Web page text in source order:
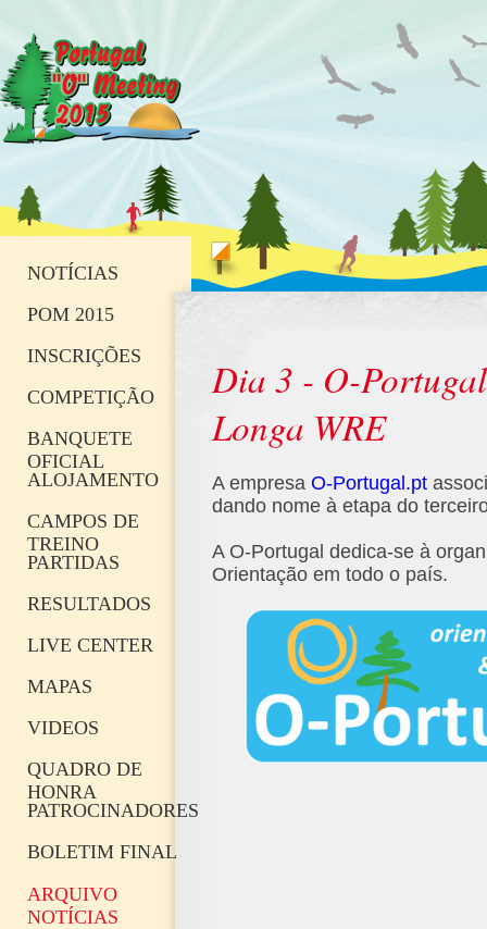
NOTÍCIAS
POM 2015
INSCRIÇÕES
COMPETIÇÃO
BANQUETE
OFICIAL
ALOJAMENTO
CAMPOS DE
TREINO
PARTIDAS
RESULTADOS
LIVE CENTER
MAPAS
VIDEOS
QUADRO DE
HONRA
PATROCINADORES
BOLETIM FINAL
ARQUIVO
NOTÍCIAS
Dia 3 - O-
Longa WRE
A empresa O-Portugal.pt
dando nome à etapa do
A O-Portugal dedica-se à
Orientação em todo o país.